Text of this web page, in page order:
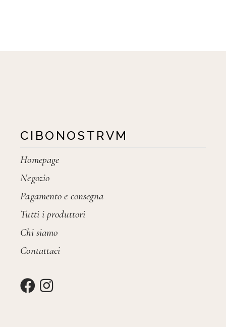
CIBONOSTRVM
Homepage
Negozio
Pagamento e consegna
Tutti i produttori
Chi siamo
Contattaci